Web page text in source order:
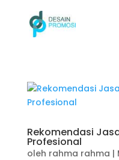
Rekomendasi
Profesional
oleh rahma rahma |